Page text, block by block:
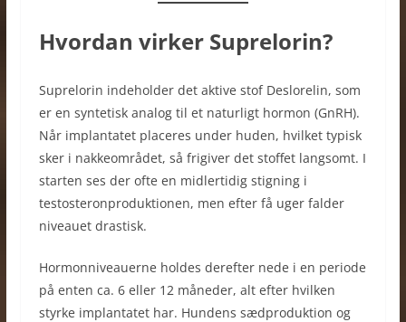
Hvordan virker Suprelorin?
Suprelorin indeholder det aktive stof Deslorelin, som
er en syntetisk analog til et naturligt hormon (GnRH).
Når implantatet placeres under huden, hvilket typisk
sker i nakkeområdet, så frigiver det stoffet langsomt. I
starten ses der ofte en midlertidig stigning i
testosteronproduktionen, men efter få uger falder
niveauet drastisk.
Hormonniveauerne holdes derefter nede i en periode
på enten ca. 6 eller 12 måneder, alt efter hvilken
styrke implantatet har. Hundens sædproduktion og